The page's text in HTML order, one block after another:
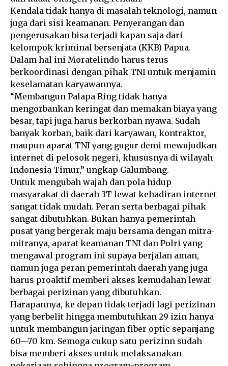
Kendala tidak hanya di masalah teknologi, namun
juga dari sisi keamanan. Penyerangan dan
pengerusakan bisa terjadi kapan saja dari
kelompok kriminal bersenjata (KKB) Papua.
Dalam hal ini Moratelindo harus terus
berkoordinasi dengan pihak TNI untuk menjamin
keselamatan karyawannya.
“Membangun Palapa Ring tidak hanya
mengorbankan keringat dan memakan biaya yang
besar, tapi juga harus berkorban nyawa. Sudah
banyak korban, baik dari karyawan, kontraktor,
maupun aparat TNI yang gugur demi mewujudkan
internet di pelosok negeri, khususnya di wilayah
Indonesia Timur,” ungkap Galumbang.
Untuk mengubah wajah dan pola hidup
masyarakat di daerah 3T lewat kehadiran internet
sangat tidak mudah. Peran serta berbagai pihak
sangat dibutuhkan. Bukan hanya pemerintah
pusat yang bergerak maju bersama dengan mitra-
mitranya, aparat keamanan TNI dan Polri yang
mengawal program ini supaya berjalan aman,
namun juga peran pemerintah daerah yang juga
harus proaktif memberi akses kemudahan lewat
berbagai perizinan yang dibutuhkan.
Harapannya, ke depan tidak terjadi lagi perizinan
yang berbelit hingga membutuhkan 29 izin hanya
untuk membangun jaringan fiber optic sepanjang
60—70 km. Semoga cukup satu perizinn sudah
bisa memberi akses untuk melaksanakan